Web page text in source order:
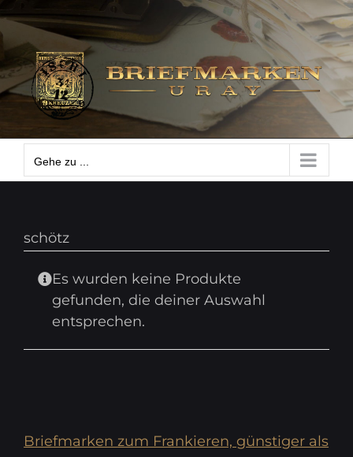
Zum
Inhalt
springen
Gehe zu ...
Gehe zu ...
schötz
Es wurden keine Produkte
gefunden, die deiner Auswahl
entsprechen.
Briefmarken zum Frankieren, günstiger als